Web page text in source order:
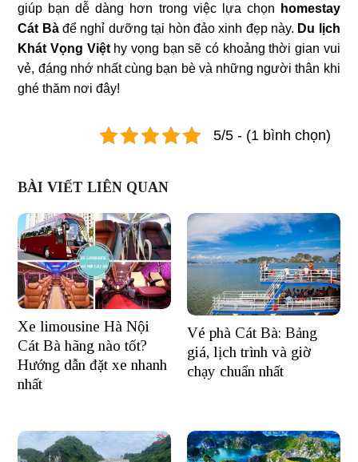
giúp bạn dễ dàng hơn trong việc lựa chọn
homestay
Cát Bàđể nghỉ dưỡng tại hòn đảo xinh đẹp này. Du lịch
Khát Vọng Việt hy vọng bạn sẽ có khoảng thời gian vui
vẻ, đáng nhớ nhất cùng bạn bè và những người thân khi
ghé thăm nơi đây!
5/5 - (1 bình chọn)
BÀI VIẾT LIÊN QUAN
Xe limousine Hà Nội
Cát Bà hãng nào tốt?
Hướng dẫn đặt xe nhanh
nhất
Vé phà Cát Bà: Bảng
giá, lịch trình và giờ
chạy chuẩn nhất